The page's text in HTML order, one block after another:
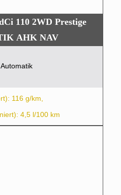
110 2WD Prestige
AHK NAV
116 g/km,
4,5 l/100 km